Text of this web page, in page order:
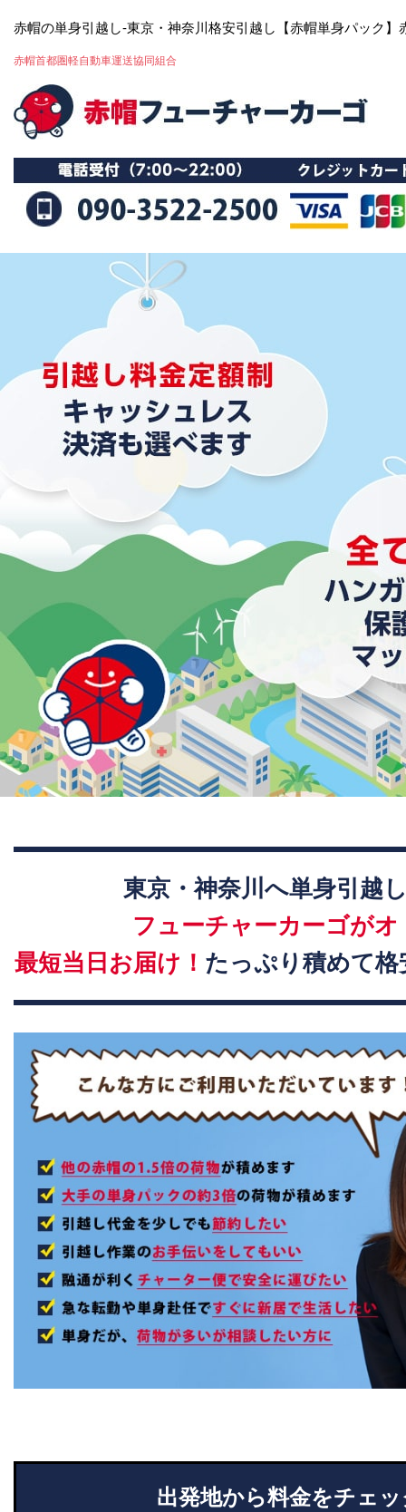
赤帽の単身引越し-東京・神奈川格安引越し【赤帽単身パック】
赤帽首都圏軽自動車運送協同組合
東京・神奈川へ単身引越
フューチャーカーゴがオ
最短当日お届け！ たっぷり積めて
出発地から料金をチェ